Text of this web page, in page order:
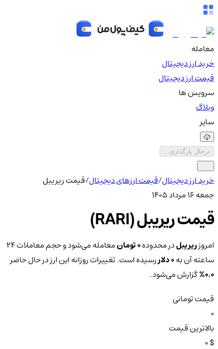
معامله
خرید ارز دیجیتال
قیمت ارز دیجیتال
سرویس ها
وبلاگ
سایر
درحال بارگذاری...
خرید ارز دیجیتال/قیمت ارزهای دیجیتال/قیمت ریریبل
جمعه ۱۶ مرداد ۱۴۰۵
قیمت ریریبل (RARI)
امروزریریبلدر محدوده0 تومان
معامله می‌شود و حجم معاملات ۲۴
ساعته آن به0 دلار
رسیده است. تغییرات روزانه این ارز در حال حاضر
0.0% گزارش می‌شود.
قیمت تومانی
بالاترین قیمت
$ 0